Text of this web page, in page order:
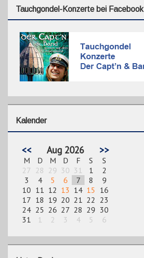
Tauchgondel-Konzerte bei Facebook
Kalender
<< Aug 2026 >>
M D M D F S
S
27 28 29 30 31 1
2
3
4 5 6 7 8
9
10 11 12 13 14 15 16
17 18 19 20 21 22 23
24 25 26 27 28 29 30
31
1 2 3 4 5 6